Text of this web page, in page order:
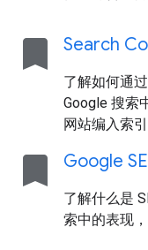
bookmark Search
了解如何通
Google 搜索
网站编入索引
bookmark Google
了解什么是
索中的表现，